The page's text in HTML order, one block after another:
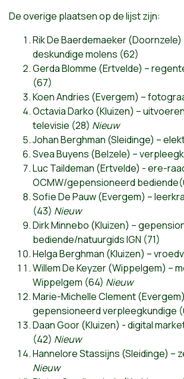
De overige plaatsen op de lijst zijn:
Rik De Baerdemaeker (Doornzele)
deskundige molens (62)
Gerda Blomme (Ertvelde) –
(67)
Koen Andries (Evergem) –
Octavia Darko (Kluizen) –
televisie (28) Nieuw
Johan Berghman (Sleidinge) –
Svea Buyens (Belzele) –
Luc Taildeman (Ertvelde) - ere-
OCMW/gepensioneerd
Sofie De Pauw (Evergem) –
(43) Nieuw
Dirk Minnebo (Kluizen) –
bediende/natuurgids IGN (71)
Helga Berghman (Kluizen) –
Willem De Keyzer (Wippelgem) –
Wippelgem (64) Nieuw
Marie-Michelle Clement
gepensioneerd verpleegkundige
Daan Goor (Kluizen) - digital
(42) Nieuw
Hannelore Stassijns (Sleidinge) –
Nieuw